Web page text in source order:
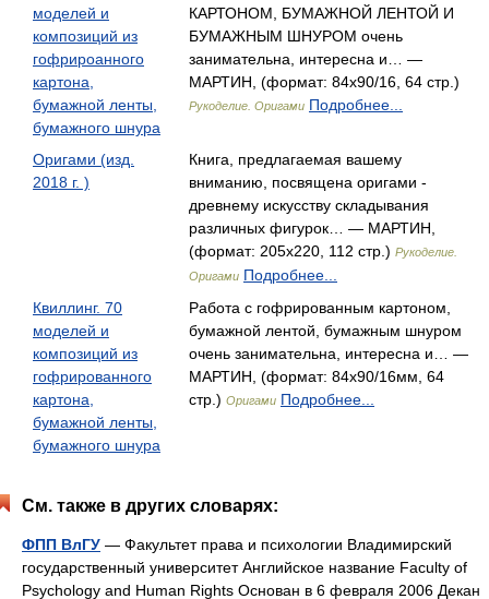
моделей и
композиций из
гофрироанного
картона,
бумажной ленты,
бумажного шнура
КАРТОНОМ, БУМАЖНОЙ ЛЕНТОЙ И
БУМАЖНЫМ ШНУРОМ очень
занимательна, интересна и… —
МАРТИН, (формат: 84x90/16, 64 стр.)
Рукоделие. Оригами Подробнее...
Оригами (изд.
2018 г. )
Книга, предлагаемая вашему
вниманию, посвящена оригами -
древнему искусству складывания
различных фигурок… — МАРТИН,
(формат: 205x220, 112 стр.) Рукоделие.
Оригами Подробнее...
Квиллинг. 70
моделей и
композиций из
гофрированного
картона,
бумажной ленты,
бумажного шнура
Работа с гофрированным картоном,
бумажной лентой, бумажным шнуром
очень занимательна, интересна и… —
МАРТИН, (формат: 84x90/16мм, 64
стр.) Оригами Подробнее...
См. также в других словарях:
ФПП ВлГУ — Факультет права и психологии Владимирский
государственный университет Английское название Faculty of
Psychology and Human Rights Основан в 6 февраля 2006 Декан